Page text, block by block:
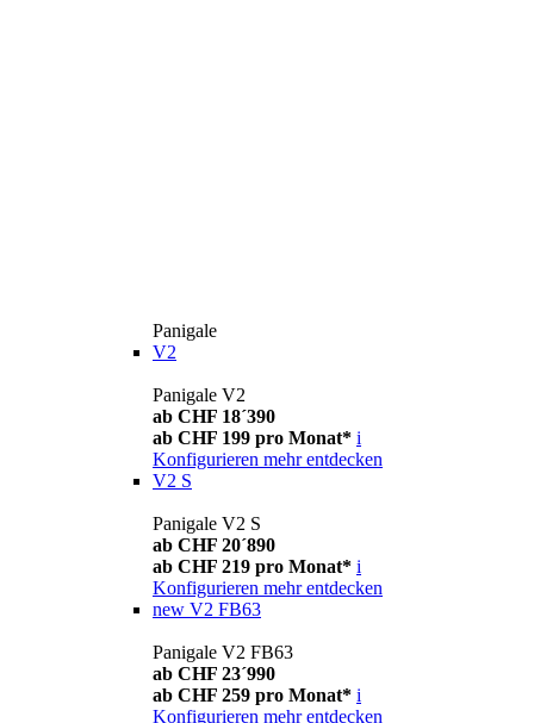
Panigale
V2
Panigale V2
ab CHF 18´390
ab CHF 199 pro Monat* i
Konfigurieren mehr entdecken
V2 S
Panigale V2 S
ab CHF 20´890
ab CHF 219 pro Monat* i
Konfigurieren mehr entdecken
new V2 FB63
Panigale V2 FB63
ab CHF 23´990
ab CHF 259 pro Monat* i
Konfigurieren mehr entdecken